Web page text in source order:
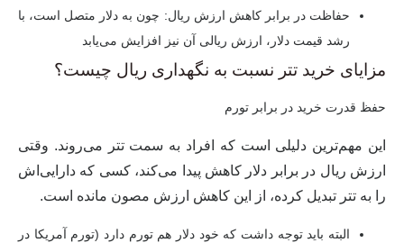
حفاظت در برابر کاهش ارزش ریال: چون به دلار متصل است، با
رشد قیمت دلار، ارزش ریالی آن نیز افزایش می‌یابد
مزایای خرید تتر نسبت به نگهداری ریال چیست؟
حفظ قدرت خرید در برابر تورم
این مهم‌ترین دلیلی است که افراد به سمت تتر می‌روند. وقتی
ارزش ریال در برابر دلار کاهش پیدا می‌کند، کسی که دارایی‌اش
را به تتر تبدیل کرده، از این کاهش ارزش مصون مانده است.
البته باید توجه داشت که خود دلار هم تورم دارد (تورم آمریکا در